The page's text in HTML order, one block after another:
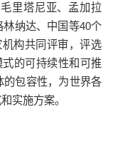
里塔尼亚、孟加拉
林纳达、中国等40个
构共同评审，评选
的可持续性和可推
的包容性，为世界各
实施方案。